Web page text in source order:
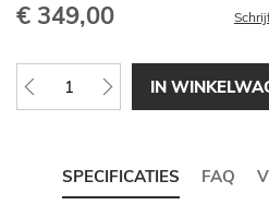
€ 349,00
IN
SPECIFICATIES FAQ